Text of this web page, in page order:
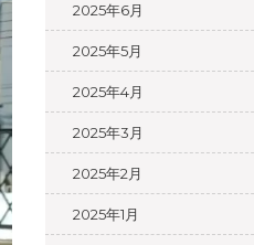
2025年6月
2025年5月
2025年4月
2025年3月
2025年2月
2025年1月